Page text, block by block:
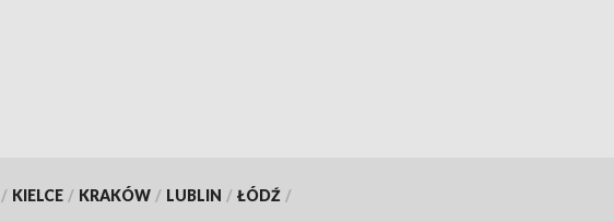
/ KIELCE / KRAKÓW / LUBLIN / ŁÓDŹ /